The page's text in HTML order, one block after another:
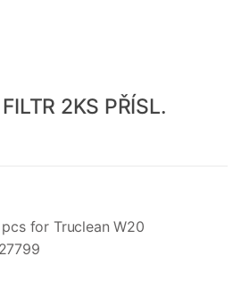
2KS PŘÍSL.
for Truclean W20